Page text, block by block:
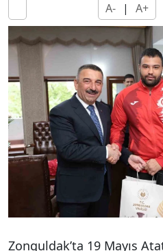
A- | A+
Zonguldak’ta 19 Mayıs